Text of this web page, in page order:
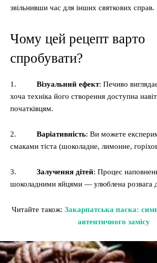
звільнивши час для інших святкових справ.
Чому цей рецепт варто
спробувати?
1. Візуальний ефект: Печиво
хоча техніка його створення доступна
початківцям.
2. Варіативність: Ви можете
смаками тіста (шоколадне, лимонне,
3. Залучення дітей: Процес
шоколадними яйцями — улюблена розвага
Читайте також: Закарпатська паска:
автентичного замісу